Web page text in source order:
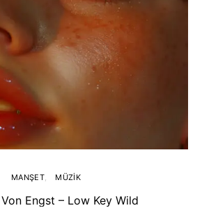
MANŞET MÜZIK
Engst – Low Key Wild